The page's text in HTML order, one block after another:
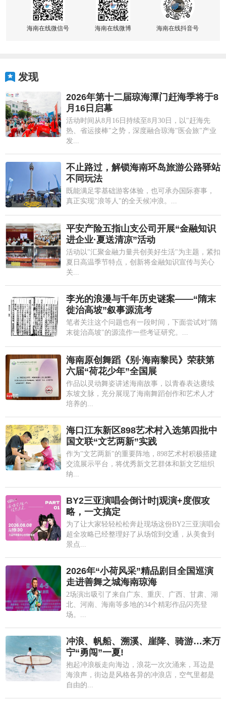
海南在线微信号 海南在线微博 海南在线抖音号
发现
2026年第十二届琼海潭门赶海季将于8
月16日启幕
活动时间从8月16日持续至8月30日，以"赶海先
热、省运接棒"之势，深度融合琼海"医会旅"产业
发...
不止路过，解锁海南环岛旅游公路驿站
不同玩法
既能满足零基础游客体验，也可承办国际赛事，
真正实现"浪等人"的全天候冲浪。...
平安产险五指山支公司开展“金融知识
进企业·夏送清凉”活动
活动以"汇聚金融力量共创美好生活"为主题，紧扣
夏日高温季节特点，创新将金融知识宣传与关心
关...
李光的浪漫与千年历史谜案——“隋末
徙治高坡”叙事源流考
笔者关注这个问题也有一段时间，下面尝试对"隋
末徙治高坡"的源流作一些考证研究。...
海南原创舞蹈《别·海南黎民》荣获第
六届“荷花少年”全国展
作品以灵动舞姿讲述海南故事，以青春表达赓续
东坡文脉，充分展现了海南舞蹈创作和艺术人才
培养的...
海口江东新区898艺术村入选第四批中
国文联“文艺两新”实践
作为"文艺两新"的重要阵地，898艺术村积极搭建
交流展示平台，将优秀新文艺群体和新文艺组织
纳...
BY2三亚演唱会倒计时|观演+度假攻
略，一文搞定
为了让大家轻轻松松奔赴现场这份BY2三亚演唱会
超全攻略已经整理好了从场馆到交通，从美食到
景点...
2026年“小荷风采”精品剧目全国巡演
走进善舞之城海南琼海
2场演出吸引了来自广东、重庆、广西、甘肃、湖
北、河南、海南等多地的34个精彩作品闪亮登
场。...
冲浪、帆船、溯溪、崖降、骑游…来万
宁“勇闯”一夏!
抱起冲浪板走向海边，浪花一次次涌来，耳边是
海浪声，街边是风格各异的冲浪店，空气里都是
自由的...